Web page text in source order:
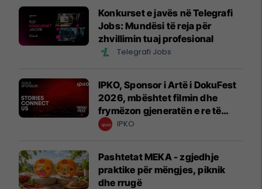
Konkurset e javës në Telegrafi
Jobs: Mundësi të reja për
zhvillimin tuaj profesional
Telegrafi Jobs
IPKO, Sponsor i Artë i DokuFest
2026, mbështet filmin dhe
frymëzon gjeneratën e re të
krijuesve
IPKO
Pashtetat MEKA - zgjedhje
praktike për mëngjes, piknik
dhe rrugë